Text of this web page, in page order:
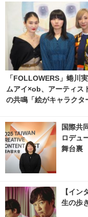
「FOLLOWERS」蜷川
ムアイ×ob、アーティス
の共鳴「絵がキャラクタ
国際共
ロデュ
舞台裏
【イ
生の歩